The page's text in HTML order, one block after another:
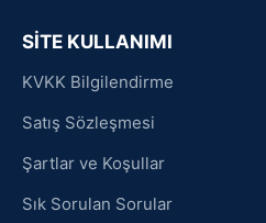
SİTE KULLANIMI
KVKK Bilgilendirme
Satış Sözleşmesi
Şartlar ve Koşullar
Sık Sorulan Sorular